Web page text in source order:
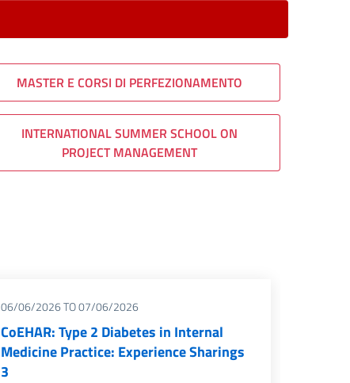
MASTER E CORSI DI PERFEZIONAMENTO
INTERNATIONAL SUMMER SCHOOL ON
PROJECT MANAGEMENT
06/06/2026TO07/06/2026
CoEHAR: Type 2 Diabetes in Internal
Medicine Practice: Experience Sharings
3